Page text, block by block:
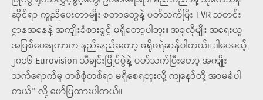
ဆိုင်ရာ ကူညီပေးတာမျိုး စတာတွေနဲ့ ပတ်သက်ပြီး TVR သတင်း
ဌာနအနေနဲ့ အကျိုးခံစားခွင့် မရှိတော့ပါဘူး။ အခုလိုမျိုး အရေးယူ
အပြစ်ပေးရတာက နည်းနည်းတော့ ဖရိုဖရဲဆန်ပါတယ်။ ဒါပေမယ့်
၂၀၁၆ Eurovision သီချင်းပြိုင်ပွဲနဲ့ ပတ်သက်ပြီးတော့ အကျိုး
သက်ရောက်မှု တစ်စုံတစ်ရာ မရှိစေရဘူးလို့ ကျနော်တို့ အာမခံပါ
တယ်” လို့ ဖော်ပြထားပါတယ်။